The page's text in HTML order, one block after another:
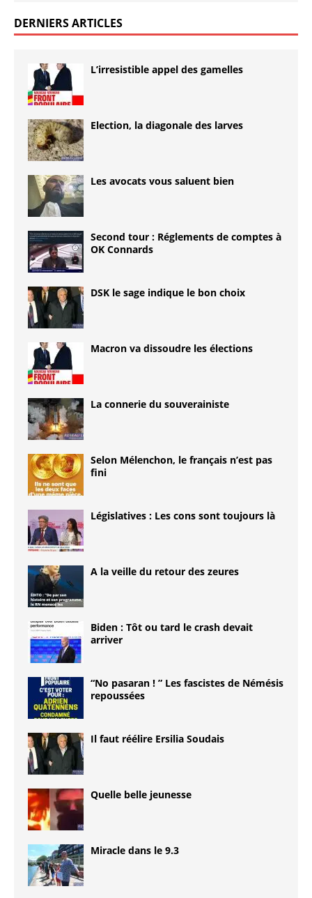
DERNIERS ARTICLES
L’irresistible appel des gamelles
Election, la diagonale des larves
Les avocats vous saluent bien
Second tour : Réglements de comptes à
OK Connards
DSK le sage indique le bon choix
Macron va dissoudre les élections
La connerie du souverainiste
Selon Mélenchon, le français n’est pas
fini
Législatives : Les cons sont toujours là
A la veille du retour des zeures
Biden : Tôt ou tard le crash devait
arriver
“No pasaran ! ” Les fascistes de Némésis
repoussées
Il faut réélire Ersilia Soudais
Quelle belle jeunesse
Miracle dans le 9.3